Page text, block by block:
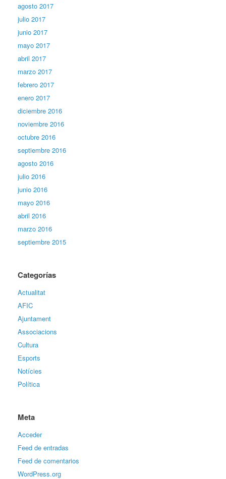
agosto 2017
julio 2017
junio 2017
mayo 2017
abril 2017
marzo 2017
febrero 2017
enero 2017
diciembre 2016
noviembre 2016
octubre 2016
septiembre 2016
agosto 2016
julio 2016
junio 2016
mayo 2016
abril 2016
marzo 2016
septiembre 2015
Categorías
Actualitat
AFIC
Ajuntament
Associacions
Cultura
Esports
Notícies
Política
Meta
Acceder
Feed de entradas
Feed de comentarios
WordPress.org